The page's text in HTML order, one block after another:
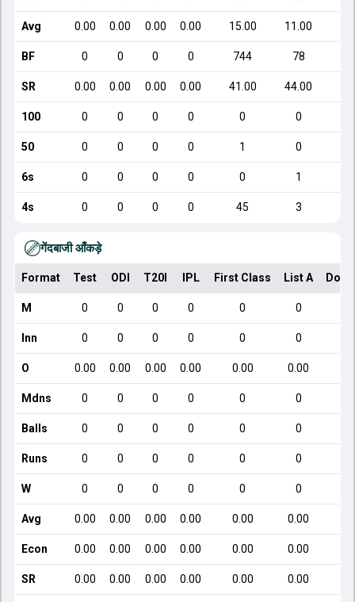
Avg 0.00 0.00 0.00 0.00 15.00 11.00
BF 0 0 0 0 744 78
SR 0.00 0.00 0.00 0.00 41.00 44.00
100 0 0 0 0 0 0
50 0 0 0 0 1 0
6s 0 0 0 0 0 1
4s 0 0 0 0 45 3
गेंदबाजी आँकड़े
Format Test ODI T20I IPL First Class List A
M 0 0 0 0 0 0
Inn 0 0 0 0 0 0
O 0.00 0.00 0.00 0.00 0.00 0.00
Mdns 0 0 0 0 0 0
Balls 0 0 0 0 0 0
Runs 0 0 0 0 0 0
W 0 0 0 0 0 0
Avg 0.00 0.00 0.00 0.00 0.00 0.00
Econ 0.00 0.00 0.00 0.00 0.00 0.00
SR 0.00 0.00 0.00 0.00 0.00 0.00